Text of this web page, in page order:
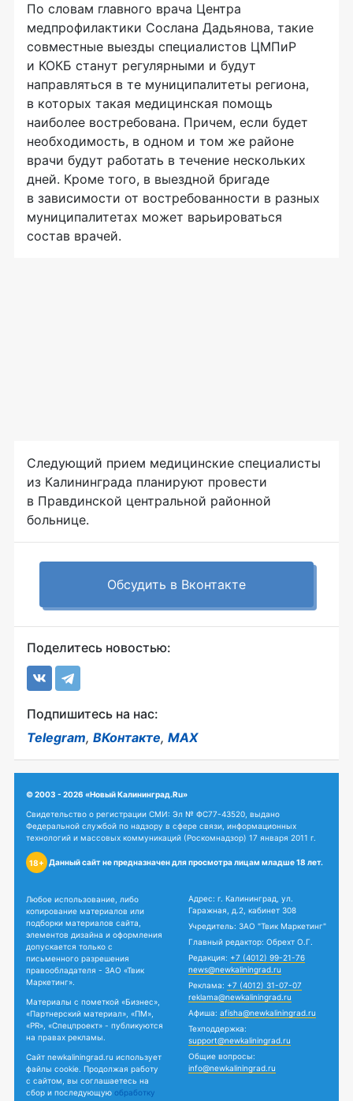
По словам главного врача Центра
медпрофилактики Сослана Дадьянова, такие
совместные выезды специалистов ЦМПиР
и КОКБ станут регулярными и будут
направляться в те муниципалитеты региона,
в которых такая медицинская помощь
наиболее востребована. Причем, если будет
необходимость, в одном и том же районе
врачи будут работать в течение нескольких
дней. Кроме того, в выездной бригаде
в зависимости от востребованности в разных
муниципалитетах может варьироваться
состав врачей.
Следующий прием медицинские специалисты
из Калининграда планируют провести
в Правдинской центральной районной
больнице.
Обсудить в Вконтакте
Поделитесь новостью:
Подпишитесь на нас:
Telegram, ВКонтакте, MAX
© 2003 - 2026 «Новый Калининград.Ru»
Свидетельство о регистрации СМИ: Эл № ФС77-43520, выдано
Федеральной службой по надзору в сфере связи, информационных
технологий и массовых коммуникаций (Роскомнадзор) 17 января 2011 г.
18+ Данный сайт не предназначен для просмотра лицам младше 18 лет.
Любое использование, либо
копирование материалов или
подборки материалов сайта,
элементов дизайна и оформления
допускается только с
письменного разрешения
правообладателя - ЗАО «Твик
Маркетинг».
Материалы с пометкой «Бизнес»,
«Партнерский материал», «ПМ»,
«PR», «Спецпроект» - публикуются
на правах рекламы.
Сайт newkaliningrad.ru использует
файлы cookie. Продолжая работу
с сайтом, вы соглашаетесь на
сбор и последующую обработку
Адрес: г. Калининград, ул.
Гаражная, д.2, кабинет 308
Учредитель: ЗАО "Твик Маркетинг"
Главный редактор: Обрехт О.Г.
Редакция: +7 (4012) 99-21-76
news@newkaliningrad.ru
Реклама: +7 (4012) 31-07-07
reklama@newkaliningrad.ru
Афиша: afisha@newkaliningrad.ru
Техподдержка:
support@newkaliningrad.ru
Общие вопросы:
info@newkaliningrad.ru